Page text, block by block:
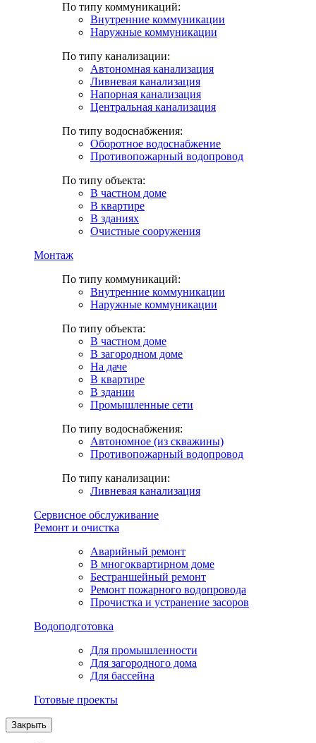
По типу коммуникаций:
Внутренние коммуникации
Наружные коммуникации
По типу канализации:
Автономная канализация
Ливневая канализация
Напорная канализация
Центральная канализация
По типу водоснабжения:
Оборотное водоснабжение
Противопожарный водопровод
По типу объекта:
В частном доме
В квартире
В зданиях
Очистные сооружения
Монтаж
По типу коммуникаций:
Внутренние коммуникации
Наружные коммуникации
По типу объекта:
В частном доме
В загородном доме
На даче
В квартире
В здании
Промышленные сети
По типу водоснабжения:
Автономное (из скважины)
Противопожарный водопровод
По типу канализации:
Ливневая канализация
Сервисное обслуживание
Ремонт и очистка
Аварийный ремонт
В многоквартирном доме
Бестраншейный ремонт
Ремонт пожарного водопровода
Прочистка и устранение засоров
Водоподготовка
Для промышленности
Для загородного дома
Для бассейна
Готовые проекты
Закрыть